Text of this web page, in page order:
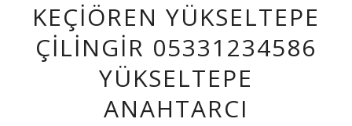
KEÇIÖREN YÜKSELTEPE
ÇILINGIR 05331234586
YÜKSELTEPE
ANAHTARCI